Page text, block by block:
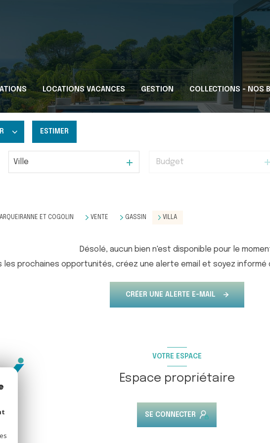
LOCATIONS VACANCES GESTION COLLECTIONS - NOS
à l'année
ESTIMER
Ville Budget
ET COGOLIN VENTE GASSIN VILLA
Désolé, aucun bien n'est disponible pour le
les prochaines opportunités, créez une alerte email et soyez informé
CRÉER UNE ALERTE E-MAIL
VOTRE ESPACE
Espace propriétaire
SE CONNECTER